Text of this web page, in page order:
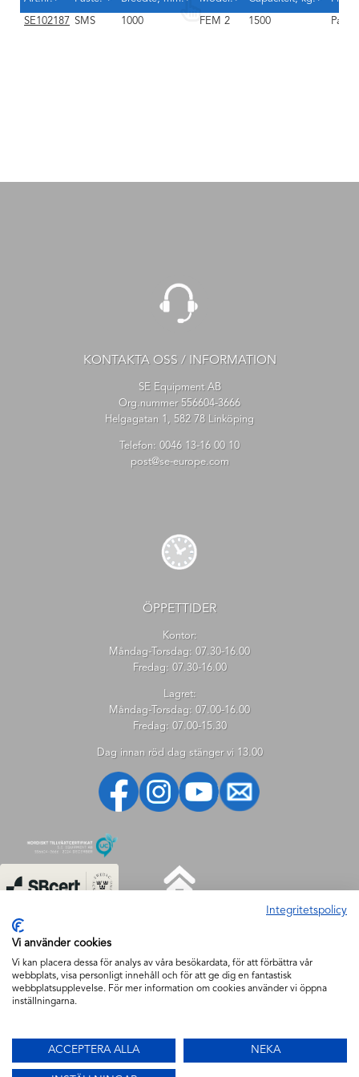
SE102187 SMS 1000 FEM 2 1500
KONTAKTA OSS / INFORMATION
SE Equipment AB
Org.nummer 556604-3666
Helgagatan 1, 582 78 Linköping
Telefon: 0046 13-16 00 10
post@se-europe.com
ÖPPETTIDER
Kontor:
Måndag-Torsdag: 07.30-16.00
Fredag: 07.30-16.00
Lagret:
Måndag-Torsdag: 07.00-16.00
Fredag: 07.00-15.30
Dag innan röd dag stänger vi 13.00
Hjälp
Så handlar du
FAQ
Säkerhet & Cookies
Integritetspolicy
Vi använder cookies
Vi kan placera dessa för analys av våra besökardata, för att förbättra vår
webbplats, visa personligt innehåll och för att ge dig en fantastisk
webbplatsupplevelse. För mer information om cookies använder vi öppna
inställningarna.
ACCEPTERA ALLA NEKA